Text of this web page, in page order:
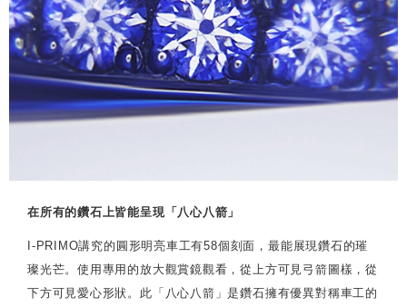
在所有的鑽石上皆能呈現「八心八箭」
I-PRIMO講究的圓形明亮車工有58個刻面，最能展現鑽石的璀
璨光芒。使用專用的放大觀賞鏡觀看，從上方可見弓箭圖樣，從
下方可見愛心形狀。此「八心八箭」是鑽石擁有優異對稱車工的